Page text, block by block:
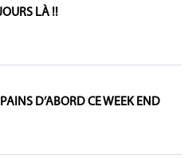
LÀ !!
D’ABORD CE WEEK END